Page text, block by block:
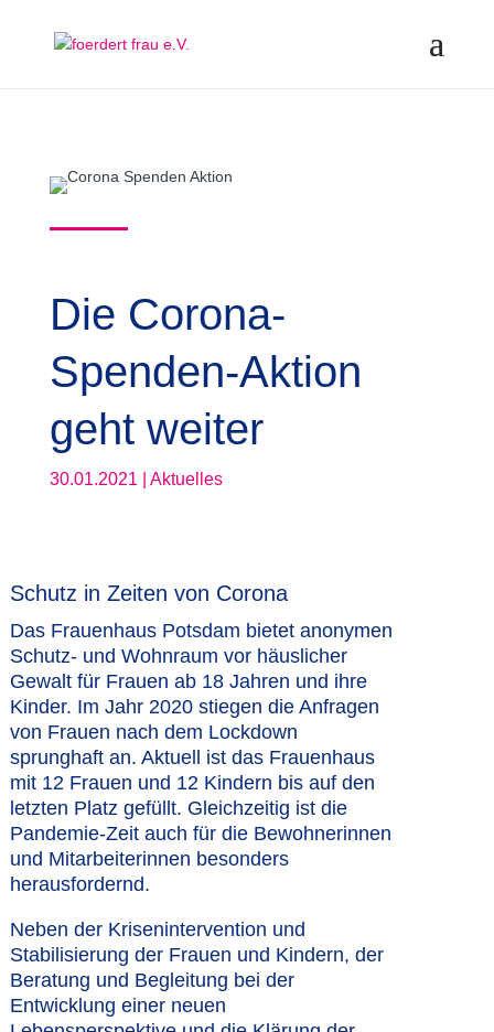
Die Corona-
Spenden-Aktion
geht weiter
30.01.2021 Aktuelles
Schutz in Zeiten von Corona
Das Frauenhaus Potsdam bietet anonymen
Schutz- und Wohnraum vor häuslicher
Gewalt für Frauen ab 18 Jahren und ihre
Kinder. Im Jahr 2020 stiegen die Anfragen
von Frauen nach dem Lockdown
sprunghaft an. Aktuell ist das Frauenhaus
mit 12 Frauen und 12 Kindern bis auf den
letzten Platz gefüllt. Gleichzeitig ist die
Pandemie-Zeit auch für die Bewohnerinnen
und Mitarbeiterinnen besonders
herausfordernd.
Neben der Krisenintervention und
Stabilisierung der Frauen und Kindern, der
Beratung und Begleitung bei der
Entwicklung einer neuen